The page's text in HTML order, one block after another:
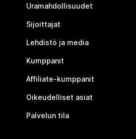
Uramahdollisuudet
Sijoittajat
Lehdistö ja media
Kumppanit
Affiliate-kumppanit
Oikeudelliset asiat
Palvelun tila